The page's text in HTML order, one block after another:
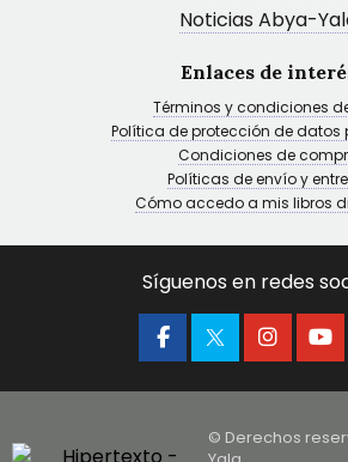
Noticias Abya-
Enlaces de
Términos y condiciones
Política de protección de datos
Condiciones de
Políticas de envío y
Cómo accedo a mis libros
Síguenos en redes
© Derechos